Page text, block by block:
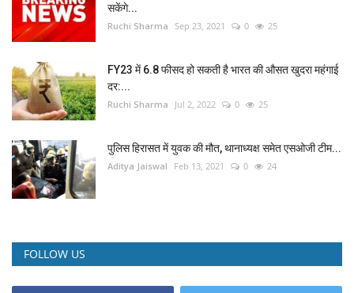
सकेंगे...
Ruchi Sharma Sep 23, 2021 0 25
FY23 में 6.8 फीसद हो सकती है भारत की औसत खुदरा महंगाई
दर:...
Ruchi Sharma Jul 2, 2022 0 25
पुलिस हिरासत में युवक की मौत, थानाध्यक्ष समेत एसओजी टीम...
Aditya Jaiswal Feb 13, 2021 0 24
FOLLOW US